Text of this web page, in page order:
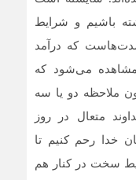
باشیم و شرایط
که درآمد
مشاهده می‌شود که
ملاحظه دو یا سه
متعال در روز
خدا رحم کنیم تا
سخت در کنار هم